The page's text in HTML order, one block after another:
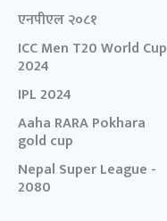
एनपीएल २०८१
ICC Men T20 World Cup
2024
IPL 2024
Aaha RARA Pokhara
gold cup
Nepal Super League -
2080